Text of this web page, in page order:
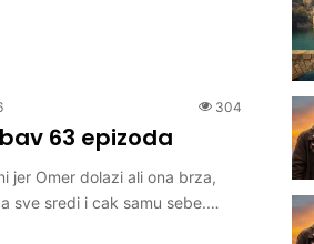
304
63 epizoda
jer Omer dolazi ali ona brza,
sve sredi i cak samu sebe.…